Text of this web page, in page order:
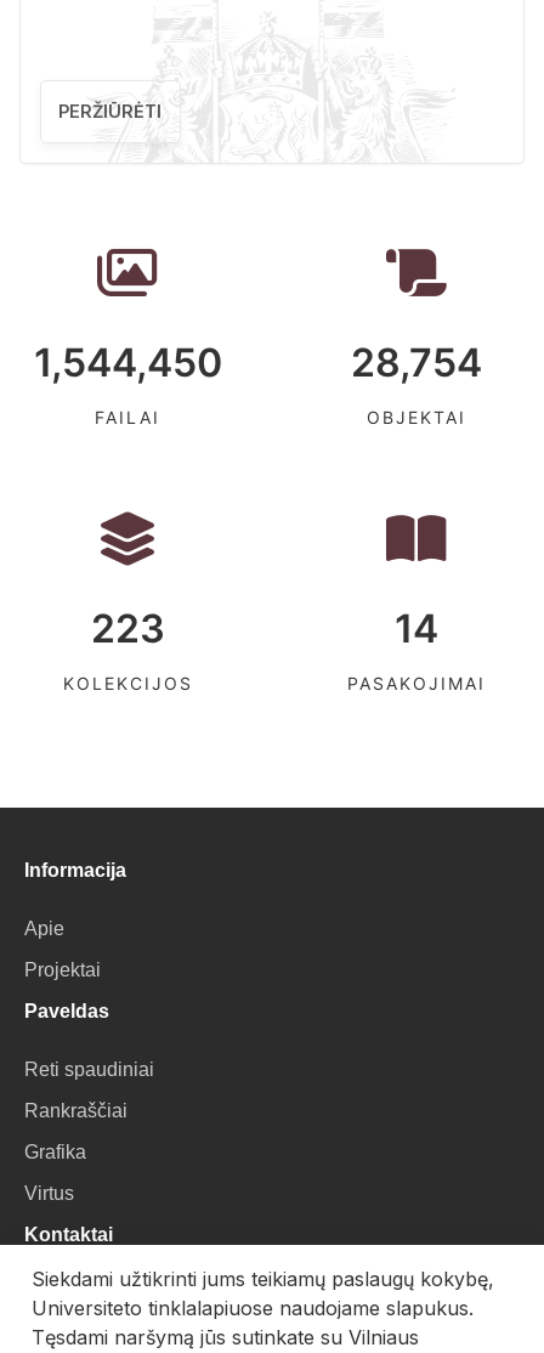
PERŽIŪRĖTI
1,544,450
FAILAI
28,754
OBJEKTAI
223
KOLEKCIJOS
14
PASAKOJIMAI
Informacija
Apie
Projektai
Paveldas
Reti spaudiniai
Rankraščiai
Grafika
Virtus
Kontaktai
VU Biblioteka
Universiteto g. 3, LT-01122, Vilnius
Siekdami užtikrinti jums teikiamų paslaugų kokybę,
Universiteto tinklalapiuose naudojame slapukus.
Tęsdami naršymą jūs sutinkate su Vilniaus